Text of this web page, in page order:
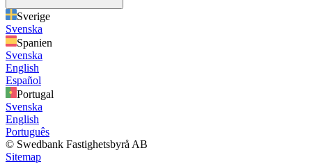
Sverige
Svenska
Spanien
Svenska
English
Español
Portugal
Svenska
English
Português
© Swedbank Fastighetsbyrå AB
Sitemap